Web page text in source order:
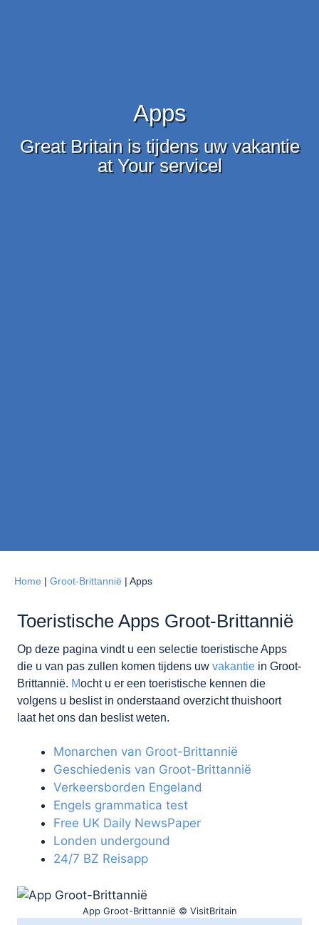
Apps
Great Britain is tijdens uw vakantie
at Your servicel
Home | Groot-Brittannië | Apps
Toeristische Apps Groot-Brittannië
Op deze pagina vindt u een selectie toeristische Apps
die u van pas zullen komen tijdens uw vakantie in Groot-
Brittannië. Mocht u er een toeristische kennen die
volgens u beslist in onderstaand overzicht thuishoort
laat het ons dan beslist weten.
Monarchen van Groot-Brittannië
Geschiedenis van Groot-Brittannië
Verkeersborden Engeland
Engels grammatica test
Free UK Daily NewsPaper
Londen undergound
24/7 BZ Reisapp
App Groot-Brittannië © VisitBritain